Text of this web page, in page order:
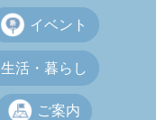
イベント
生活・暮らし
ご案内